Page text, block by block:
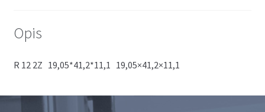
Opis
R 12 2Z 19,05*41,2*11,1 19,05×41,2×11,1